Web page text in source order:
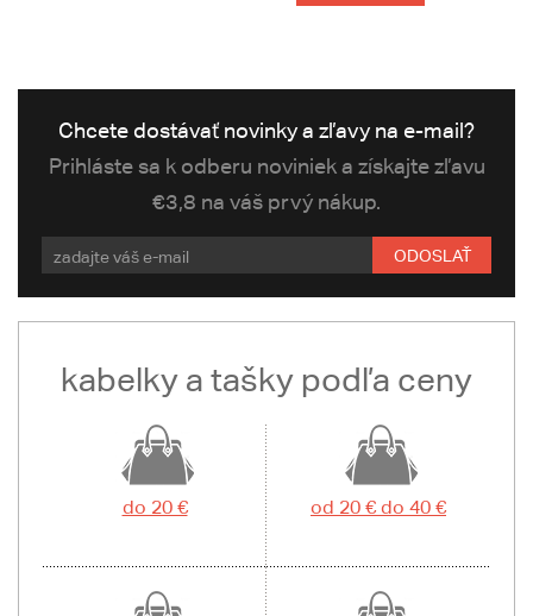
Chcete dostávať novinky a zľavy na e-mail?
Prihláste sa k odberu noviniek a získajte zľavu
€3,8 na váš prvý nákup.
ODOSLAŤ
kabelky a tašky podľa ceny
do 20 € od 20 € do 40 €